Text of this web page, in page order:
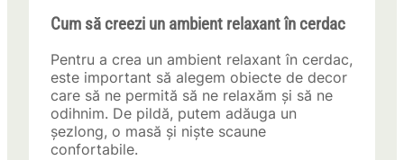
Cum să creezi un ambient relaxant în cerdac
Pentru a crea un ambient relaxant în cerdac,
este important să alegem obiecte de decor
care să ne permită să ne relaxăm și să ne
odihnim. De pildă, putem adăuga un
șezlong, o masă și niște scaune
confortabile.